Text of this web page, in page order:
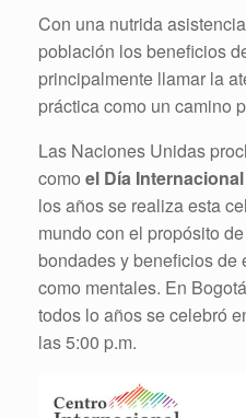
Con una nutrida
población los beneficios
principalmente llamar la
práctica como un camino
Las Naciones Unidas
como el Día
los años se realiza esta
mundo con el propósito
bondades y beneficios de
como mentales. En
todos lo años se celebró
las 5:00 p.m.